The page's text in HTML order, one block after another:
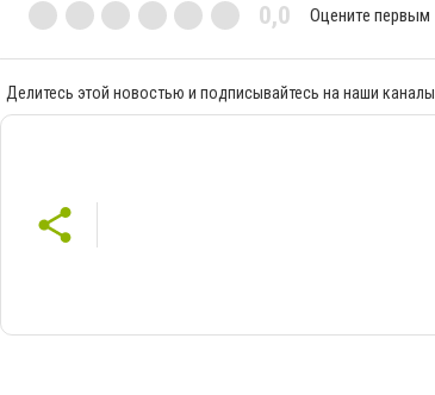
0,0 Оцените первым
Делитесь этой новостью и подписывайтесь на наши каналы